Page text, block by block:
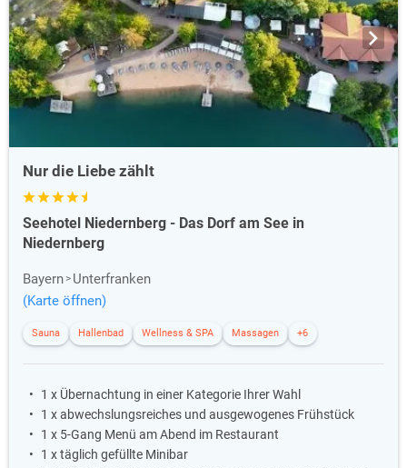
Nur die Liebe zählt
Seehotel Niedernberg - Das Dorf am See in
Niedernberg
Bayern
Unterfranken
(Karte öffnen)
Sauna Hallenbad Wellness & SPA Massagen +6
1 x Übernachtung in einer Kategorie Ihrer Wahl
1 x abwechslungsreiches und ausgewogenes Frühstück
1 x 5-Gang Menü am Abend im Restaurant
1 x täglich gefüllte Minibar